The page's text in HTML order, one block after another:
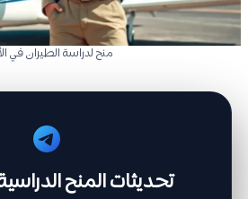
منح لدراسة الطيران في
تحديثات المنح